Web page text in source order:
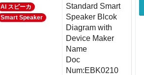
AI スピーカ
Smart Speaker
Standard Smart
Speaker Blcok
Diagram with
Device Maker
Name
Doc
Num:EBK0210